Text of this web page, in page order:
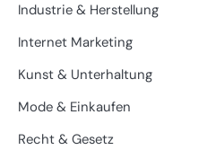
Industrie & Herstellung
Internet Marketing
Kunst & Unterhaltung
Mode & Einkaufen
Recht & Gesetz